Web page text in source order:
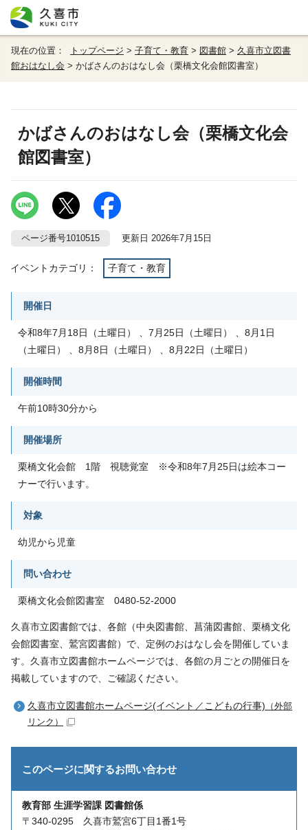
現在の位置： トップページ > 子育て・教育 > 図書館 > 久喜市立図書
館おはなし会 > かばさんのおはなし会（栗橋文化会館図書室）
かばさんのおはなし会（栗橋文化会
館図書室）
ページ番号1010515 更新日 2026年7月15日
イベントカテゴリ： 子育て・教育
開催日
令和8年7月18日（土曜日） 、7月25日（土曜日） 、8月1日
（土曜日） 、8月8日（土曜日） 、8月22日（土曜日）
開催時間
午前10時30分から
開催場所
栗橋文化会館 1階 視聴覚室 ※令和8年7月25日は絵本コー
ナーで行います。
対象
幼児から児童
問い合わせ
栗橋文化会館図書室 0480-52-2000
久喜市立図書館では、各館（中央図書館、菖蒲図書館、栗橋文化
会館図書室、鷲宮図書館）で、定例のおはなし会を開催していま
す。久喜市立図書館ホームページでは、各館の月ごとの開催日を
掲載していますので、ご確認ください。
久喜市立図書館ホームページ(イベント／こどもの行事) （外部
リンク）
このページに関するお問い合わせ
教育部 生涯学習課 図書館係
〒340-0295 久喜市鷲宮6丁目1番1号